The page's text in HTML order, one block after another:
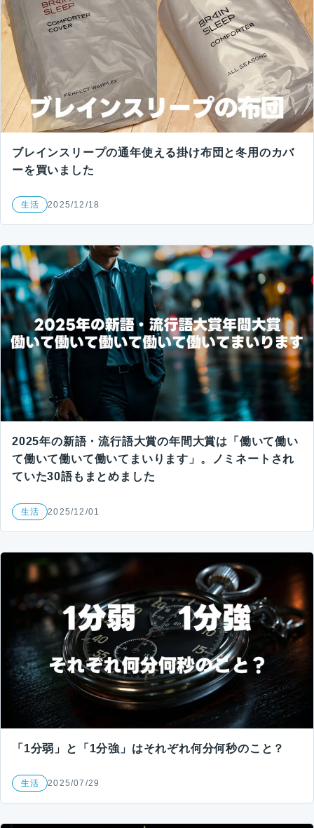
ブレインスリープの通年使える掛け布団と冬用のカバ
ーを買いました
生活 2025/12/18
2025年の新語・流行語大賞の年間大賞は「働いて働い
て働いて働いて働いてまいります」。ノミネートされ
ていた30語もまとめました
生活 2025/12/01
「1分弱」と「1分強」はそれぞれ何分何秒のこと？
生活 2025/07/29